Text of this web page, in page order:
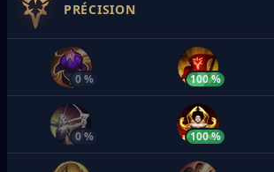
PRÉCISION
0 % 100 %
0 % 100 %